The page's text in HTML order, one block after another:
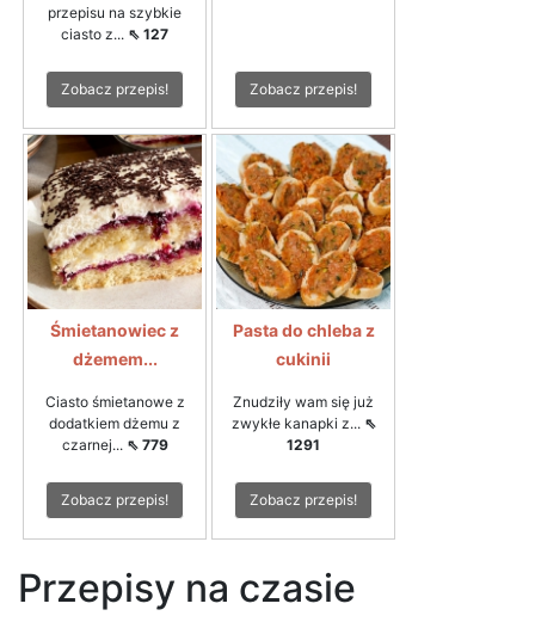
przepisu na szybkie
ciasto z... ⇖ 127
Zobacz przepis! Zobacz przepis!
Śmietanowiec z
dżemem...
Ciasto śmietanowe z
dodatkiem dżemu z
czarnej... ⇖ 779
Zobacz przepis!
Pasta do chleba z
cukinii
Znudziły wam się już
zwykłe kanapki z... ⇖
1291
Zobacz przepis!
Przepisy na czasie